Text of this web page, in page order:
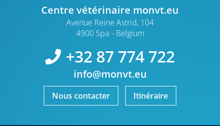
Centre vétérinaire monvt.eu
Avenue Reine Astrid, 104
4900 Spa
Belgium
+32 87 774 722
info@monvt.eu
Nous contacter Itinéraire